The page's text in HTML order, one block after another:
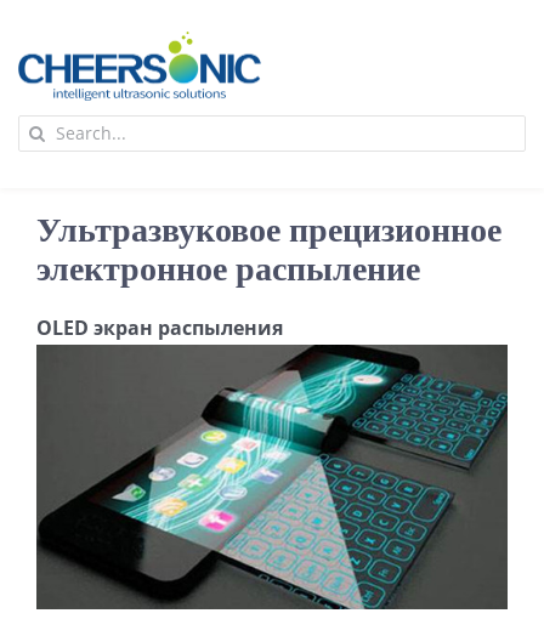
content
超声波设备
氢能技术科普
光伏技术科普
联系我们
Search
Ультразвуковое прецизионное
электронное распыление
OLED экран распыления